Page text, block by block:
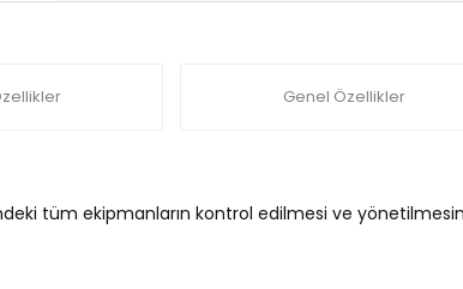
Genel Özellikler
tüm ekipmanların kontrol edilmesi ve